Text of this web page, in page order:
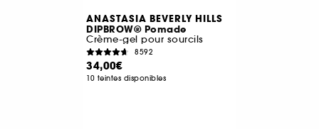
ANASTASIA BEVERLY HILLS
DIPBROW® Pomade
Crème-gel pour sourcils
8592
34,00€
10 teintes disponibles